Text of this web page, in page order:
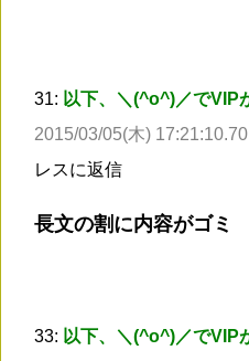
31: 以下、＼(^o^)／でVIP
2015/03/05(木)
レスに返信
長文の割に内容がゴミ
33: 以下、＼(^o^)／でVIP